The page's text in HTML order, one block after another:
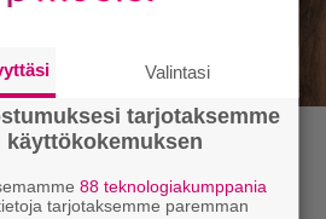
Tutkijat löysivät yhteyden
Valintasi
tarjotaksemme
88 teknologiakumppania
tarjotaksemme paremman